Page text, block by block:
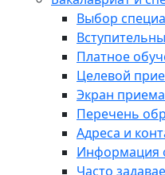
Выбор
Платное
Целевой
Экран
Перечень
Адреса и
Информация
Часто